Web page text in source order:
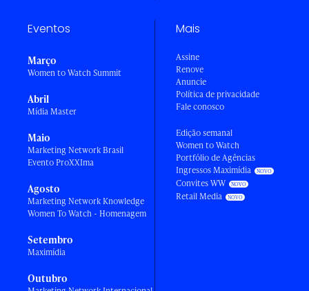
Eventos
Março
Women to Watch Summit
Abril
Mídia Master
Maio
Marketing Network Brasil
Evento ProXXIma
Agosto
Marketing Network Knowledge
Women To Watch - Homenagem
Setembro
Maximídia
Outubro
Mais
Assine
Renove
Anuncie
Política de privacidade
Fale conosco
Edição semanal
Women to Watch
Portfólio de Agências
Ingressos Maximídia
Convites WW
Retail Media